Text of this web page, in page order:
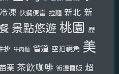
凍 快餐便當 拉麵 新北 新
景點悠遊 桃園 歷
排 牛肉麵 省道 空拍視角 美
苗栗 茶飲咖啡 街邊攤販 超